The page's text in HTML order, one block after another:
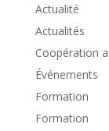
Actualité
Actualités
Coopération
Événements
Formation
Formation